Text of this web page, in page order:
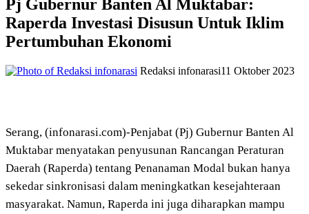
Pj Gubernur Banten Al Muktabar:
Raperda Investasi Disusun Untuk Iklim
Pertumbuhan Ekonomi
Redaksi infonarasi11 Oktober 2023
Serang, (infonarasi.com)-Penjabat (Pj) Gubernur Banten Al
Muktabar menyatakan penyusunan Rancangan Peraturan
Daerah (Raperda) tentang Penanaman Modal bukan hanya
sekedar sinkronisasi dalam meningkatkan kesejahteraan
masyarakat. Namun, Raperda ini juga diharapkan mampu